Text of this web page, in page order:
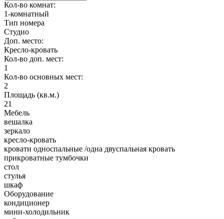
Кол-во комнат:
1-комнатный
Тип номера
Студио
Доп. место:
Кресло-кровать
Кол-во доп. мест:
1
Кол-во основных мест:
2
Площадь (кв.м.)
21
Мебель
вешалка
зеркало
кресло-кровать
кровати односпальные /одна двуспальная кровать
прикроватные тумбочки
стол
стулья
шкаф
Оборудование
кондиционер
мини-холодильник